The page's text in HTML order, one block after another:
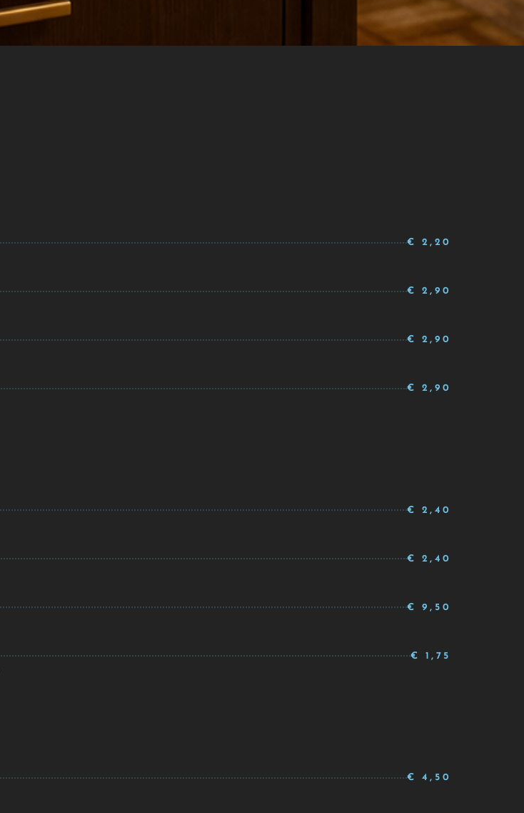
€ 2,20
€ 2,90
€ 2,90
€ 2,90
€ 2,40
€ 2,40
€ 9,50
€ 1,75
€ 4,50